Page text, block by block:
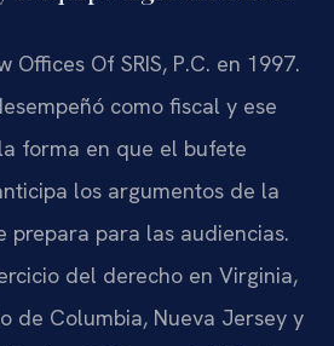
Offices Of SRIS, P.C. en 1997.
como fiscal y ese
forma en que el bufete
los argumentos de la
prepara para las audiencias.
del derecho en Virginia,
de Columbia, Nueva Jersey y